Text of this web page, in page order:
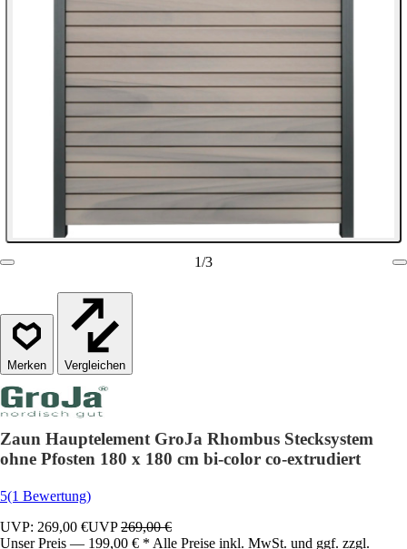
1/3
Vergleichen
Zaun Hauptelement GroJa Rhombus Stecksystem
ohne Pfosten 180 x 180 cm bi-color co-extrudiert
5(1 Bewertung)
UVP: 269,00 €UVP269,00 €
Unser Preis — 199,00 € * Alle Preise inkl. MwSt. und ggf. zzgl.